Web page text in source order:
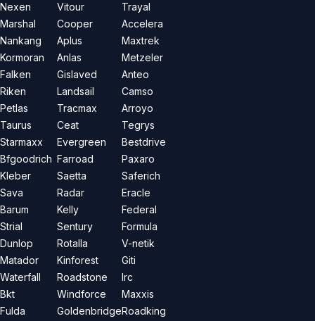
Nexen
Marshal
Nankang
Kormoran
Falken
Riken
Petlas
Taurus
Starmaxx
Bfgoodrich
Kleber
Sava
Barum
Strial
Dunlop
Matador
Waterfall
Bkt
Fulda
Vitour
Cooper
Aplus
Anlas
Gislaved
Landsail
Tracmax
Ceat
Evergreen
Farroad
Saetta
Radar
Kelly
Sentury
Rotalla
Kinforest
Roadstone
Windforce
Goldenbridge
Trayal
Accelera
Maxtrek
Metzeler
Anteo
Camso
Arroyo
Tegrys
Bestdrive
Paxaro
Saferich
Eracle
Federal
Formula
V-netik
Giti
Irc
Maxxis
Roadking